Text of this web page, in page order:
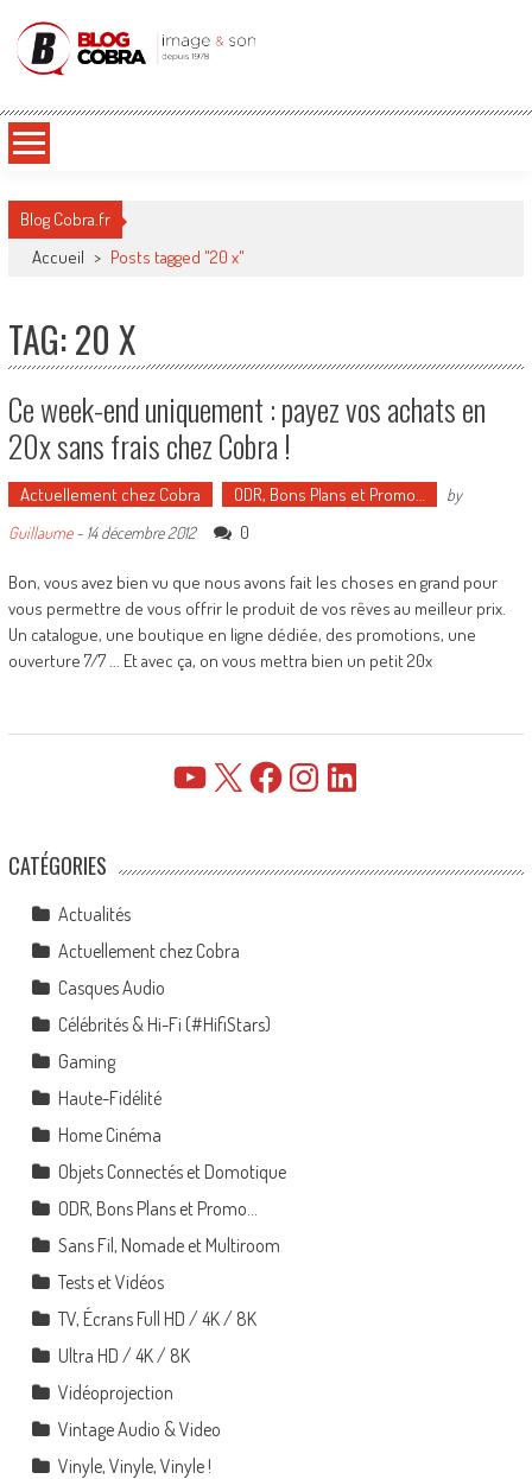
Blog Cobra
Blog Cobra.fr
Accueil > Posts tagged "20 x"
TAG: 20 X
Ce week-end uniquement : payez vos achats en
20x sans frais chez Cobra !
Actuellement chez Cobra ODR, Bons Plans et Promo…
by
Guillaume- 14 décembre 2012 0
Bon, vous avez bien vu que nous avons fait les choses en grand pour
vous permettre de vous offrir le produit de vos rêves au meilleur prix.
Un catalogue, une boutique en ligne dédiée, des promotions, une
ouverture 7/7 ... Et avec ça, on vous mettra bien un petit 20x
YouTube FacebookInstagramLinkedIn
CATÉGORIES
Actualités
Actuellement chez Cobra
Casques Audio
Célébrités & Hi-Fi (#HifiStars)
Gaming
Haute-Fidélité
Home Cinéma
Objets Connectés et Domotique
ODR, Bons Plans et Promo…
Sans Fil, Nomade et Multiroom
Tests et Vidéos
TV, Écrans Full HD / 4K / 8K
Ultra HD / 4K / 8K
Vidéoprojection
Vintage Audio & Video
Vinyle, Vinyle, Vinyle !